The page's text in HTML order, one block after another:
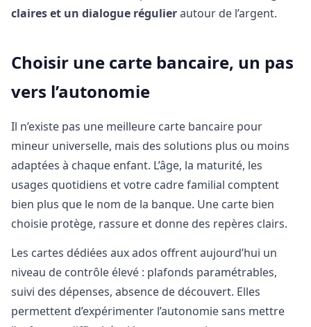
claires et un dialogue régulierautour de l’argent.
Choisir une carte bancaire, un pas
vers l’autonomie
Il n’existe pas une meilleure carte bancaire pour
mineur universelle, mais des solutions plus ou moins
adaptées à chaque enfant. L’âge, la maturité, les
usages quotidiens et votre cadre familial comptent
bien plus que le nom de la banque. Une carte bien
choisie protège, rassure et donne des repères clairs.
Les cartes dédiées aux ados offrent aujourd’hui un
niveau de contrôle élevé : plafonds paramétrables,
suivi des dépenses, absence de découvert. Elles
permettent d’expérimenter l’autonomie sans mettre